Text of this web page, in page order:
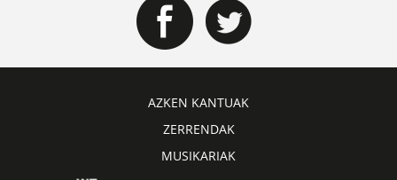
AZKEN KANTUAK
ZERRENDAK
MUSIKARIAK